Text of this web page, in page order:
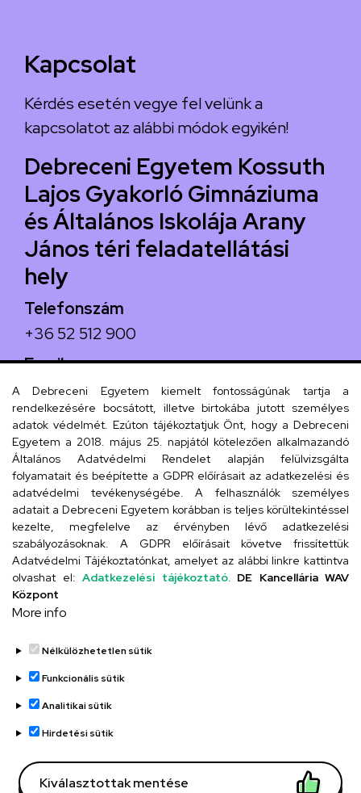
Kapcsolat
Kérdés esetén vegye fel velünk a
kapcsolatot az alábbi módok egyikén!
Debreceni Egyetem Kossuth
Lajos Gyakorló Gimnáziuma
és Általános Iskolája Arany
János téri feladatellátási
hely
Telefonszám
+36 52 512 900
Email
arany.titkarsag@arany-alt.unideb.hu
Cím
4026 Debrecen, Arany János tér 1.
Szervezeti telefonkönyv
UD telefonkönyv
Adatvédelem
Adatvédelem
Régi oldal
A Debreceni Egyetem kiemelt fontosságúnak tartja a
rendelkezésére bocsátott, illetve birtokába jutott személyes
adatok védelmét. Ezúton tájékoztatjuk Önt, hogy a Debreceni
Egyetem a 2018. május 25. napjától kötelezően alkalmazandó
Általános Adatvédelmi Rendelet alapján felülvizsgálta
folyamatait és beépítette a GDPR előírásait az adatkezelési és
adatvédelmi tevékenységébe. A felhasználók személyes
adatait a Debreceni Egyetem korábban is teljes körültekintéssel
kezelte, megfelelve az érvényben lévő adatkezelési
szabályozásoknak. A GDPR előírásait követve frissítettük
Adatvédelmi Tájékoztatónkat, amelyet az alábbi linkre kattintva
olvashat el: Adatkezelési tájékoztató. DE Kancellária WAV
Központ
More info
Nélkülözhetetlen sütik
Funkcionális sütik
Analitikai sütik
Hirdetési sütik
Kiválasztottak mentése